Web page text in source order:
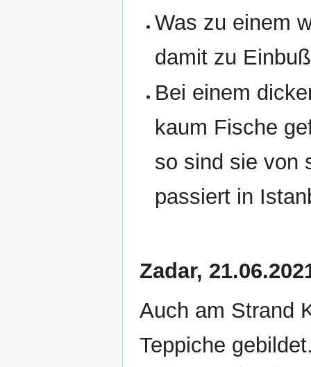
Was zu einem
damit zu
Bei einem
kaum Fische
so sind sie von
passiert in
Zadar,
Auch am Strand
Teppiche